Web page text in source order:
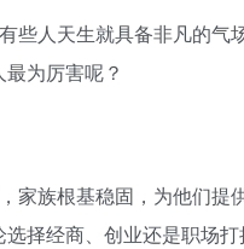
些人天生就具备非凡的气
为厉害呢？
家族根基稳固，为他们提
择经商、创业还是职场